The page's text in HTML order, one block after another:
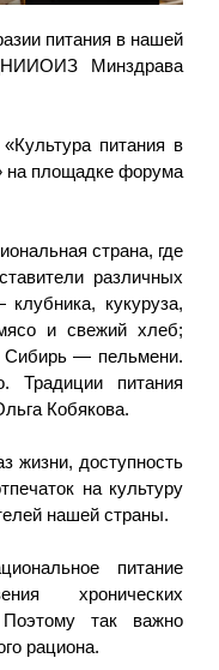
питания в нашей
Минздрава
питания в
на площадке форума
страна, где
различных
кукуруза,
и свежий хлеб;
— пельмени.
Традиции питания
Кобякова.
жизни, доступность
на культуру
нашей страны.
питание
хронических
Поэтому так важно
рациона.